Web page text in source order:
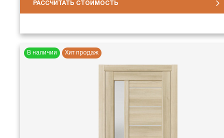
РАССЧИТАТЬ СТОИМОСТЬ
В наличии Хит продаж